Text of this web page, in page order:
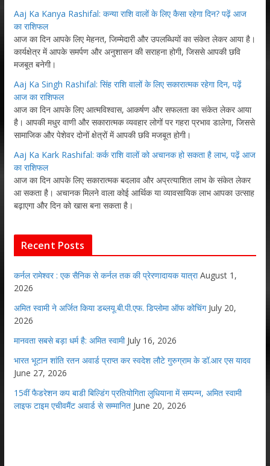
Aaj Ka Kanya Rashifal: कन्या राशि वालों के लिए कैसा रहेगा दिन? पढ़ें आज
का राशिफल
आज का दिन आपके लिए मेहनत, जिम्मेदारी और उपलब्धियों का संकेत लेकर आया है।
कार्यक्षेत्र में आपके समर्पण और अनुशासन की सराहना होगी, जिससे आपकी छवि
मजबूत बनेगी।
Aaj Ka Singh Rashifal: सिंह राशि वालों के लिए सकारात्मक रहेगा दिन, पढ़ें
आज का राशिफल
आज का दिन आपके लिए आत्मविश्वास, आकर्षण और सफलता का संकेत लेकर आया
है। आपकी मधुर वाणी और सकारात्मक व्यवहार लोगों पर गहरा प्रभाव डालेगा, जिससे
सामाजिक और पेशेवर दोनों क्षेत्रों में आपकी छवि मजबूत होगी।
Aaj Ka Kark Rashifal: कर्क राशि वालों को अचानक हो सकता है लाभ, पढ़ें आज
का राशिफल
आज का दिन आपके लिए सकारात्मक बदलाव और अप्रत्याशित लाभ के संकेत लेकर
आ सकता है। अचानक मिलने वाला कोई आर्थिक या व्यावसायिक लाभ आपका उत्साह
बढ़ाएगा और दिन को खास बना सकता है।
Recent Posts
कर्नल रामेश्वर : एक सैनिक से कर्नल तक की प्रेरणादायक यात्रा August 1,
2026
अमित स्वामी ने अर्जित किया डब्लयू.बी.पी.एफ. डिप्लोमा ऑफ कोचिंग July 20,
2026
मानवता सबसे बड़ा धर्म है: अमित स्वामी July 16, 2026
भारत भूटान शांति रतन अवार्ड प्राप्त कर स्वदेश लौटे गुरुग्राम के डॉ.आर एस यादव
June 27, 2026
15वीं फैडरेशन कप बाडी बिल्डिंग प्रतियोगिता लुधियाना में सम्पन्न, अमित स्वामी
लाइफ टाइम एचीवमैंट अवार्ड से सम्मानित June 20, 2026